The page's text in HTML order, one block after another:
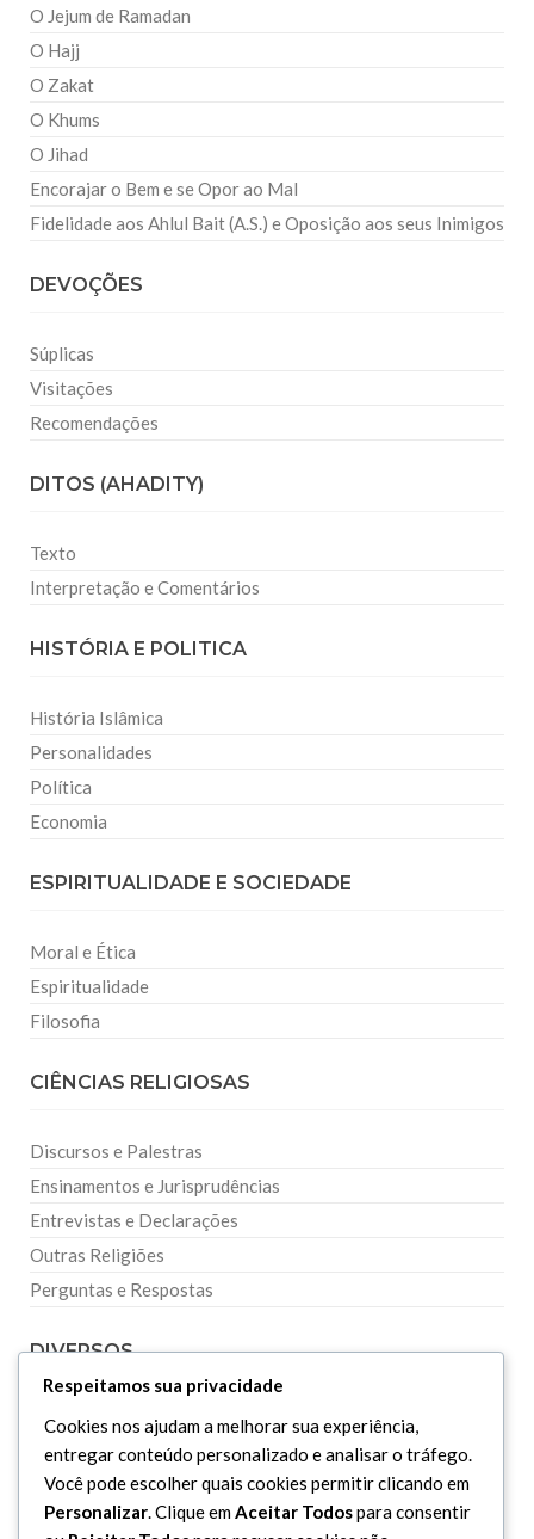
O Jejum de Ramadan
O Hajj
O Zakat
O Khums
O Jihad
Encorajar o Bem e se Opor ao Mal
Fidelidade aos Ahlul Bait (A.S.) e Oposição aos seus Inimigos
DEVOÇÕES
Súplicas
Visitações
Recomendações
DITOS (AHADITY)
Texto
Interpretação e Comentários
HISTÓRIA E POLITICA
História Islâmica
Personalidades
Política
Economia
ESPIRITUALIDADE E SOCIEDADE
Moral e Ética
Espiritualidade
Filosofia
CIÊNCIAS RELIGIOSAS
Discursos e Palestras
Ensinamentos e Jurisprudências
Entrevistas e Declarações
Outras Religiões
Perguntas e Respostas
DIVERSOS
Curiosidades
Dicionário Islâmico
Downloads
Respeitamos sua privacidade
Cookies nos ajudam a melhorar sua experiência,
entregar conteúdo personalizado e analisar o tráfego.
Você pode escolher quais cookies permitir clicando em
Personalizar. Clique emAceitar Todospara consentir